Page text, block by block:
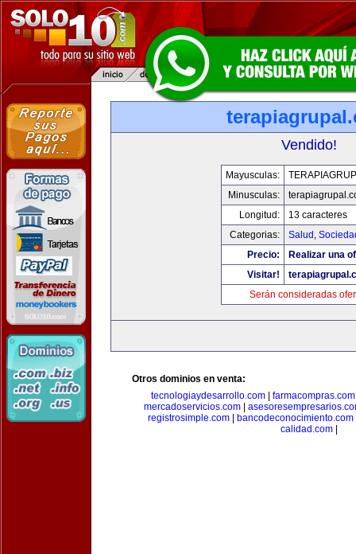
Vendido!
Mayusculas:
Minusculas:
Longitud:
13 caracteres
Categorias:
Salud ,
Precio:
Realizar una
Visitar!
Serán consideradas
Otros dominios en venta:
tecnologiaydesarrollo.com
farmacompras.com
mercadoservicios.com|
registrosimple.com
bancodeconocimiento.com
calidad.com